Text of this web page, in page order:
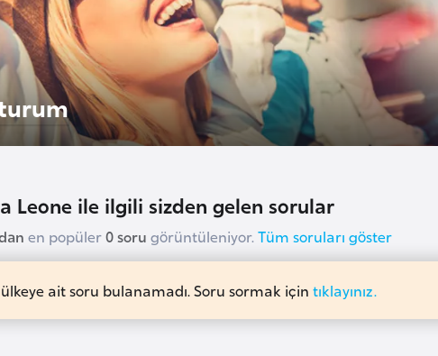
Leone ile ilgili sizden gelen sorular
en popüler0 soru görüntüleniyor.Tüm soruları göster
ait soru bulanamadı. Soru sormak için tıklayınız.